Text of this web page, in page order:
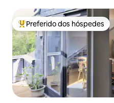
Entre os melhores
Preferido dos hóspedes